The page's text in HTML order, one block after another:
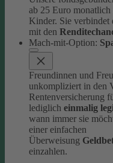
ab 25 Euro
Kinder. Sie verbindet
mit den
Mach-mit-Option:
Freundinnen und
unkompliziert in den
Rentenversicherung
lediglich einmalig
wann immer sie
einer einfachen
Überweisung
einzahlen.